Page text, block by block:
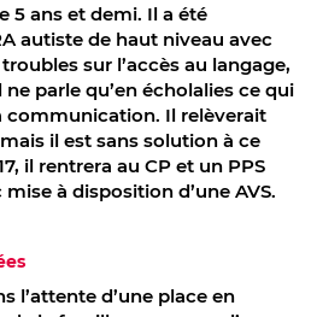
5 ans et demi. Il a été
autiste de haut niveau avec
sur l’accès au langage,
parle qu’en écholalies ce qui
communication. Il relèverait
il est sans solution à ce
il rentrera au CP et un PPS
à disposition d’une AVS.
l’attente d’une place en